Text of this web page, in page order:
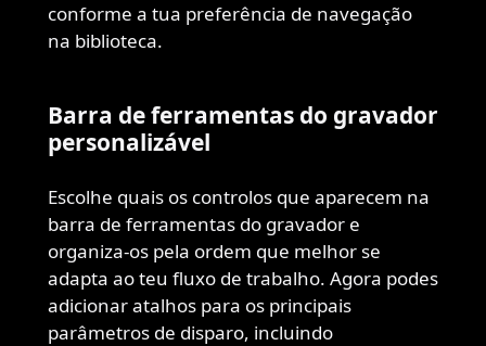
conforme a tua preferência de navegação
na biblioteca.
Barra de ferramentas do gravador
personalizável
Escolhe quais os controlos que aparecem na
barra de ferramentas do gravador e
organiza-os pela ordem que melhor se
adapta ao teu fluxo de trabalho. Agora podes
adicionar atalhos para os principais
parâmetros de disparo, incluindo